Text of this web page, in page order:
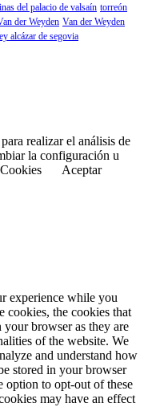
del palacio de valsaín torreón
der Weyden Van der Weyden
alcázar de segovia
realizar el análisis de
la configuración u
Aceptar
experience while you
cookies, the cookies that
your browser as they are
of the website. We
and understand how
stored in your browser
option to opt-out of these
may have an effect